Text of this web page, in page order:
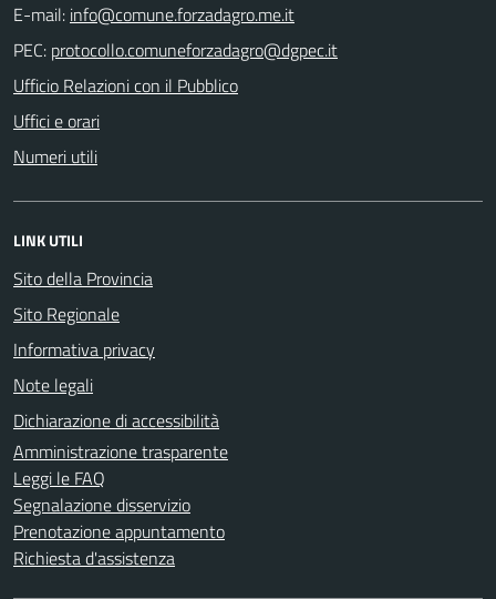
E-mail:
PEC:
Ufficio Relazioni con il Pubblico
Uffici e orari
Numeri utili
LINK UTILI
Sito della Provincia
Sito Regionale
Informativa privacy
Note legali
Dichiarazione di accessibilità
Amministrazione trasparente
Leggi le FAQ
Segnalazione disservizio
Prenotazione appuntamento
Richiesta d'assistenza